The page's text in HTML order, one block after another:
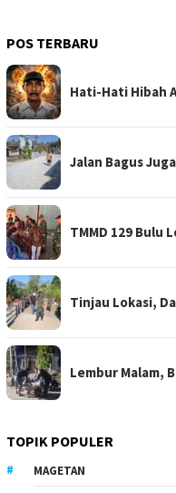
POS TERBARU
Hati-Hati Hibah
Jalan Bagus
TMMD 129 Bulu
Tinjau Lokasi,
Lembur Malam,
TOPIK POPULER
MAGETAN